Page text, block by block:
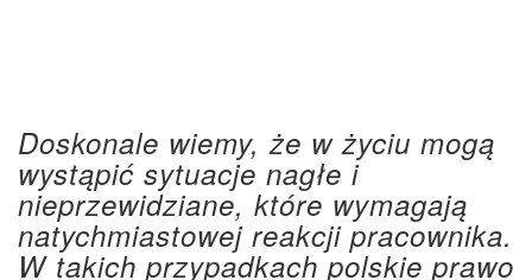
Doskonale wiemy, że w życiu mogą
wystąpić sytuacje nagłe i
nieprzewidziane, które wymagają
natychmiastowej reakcji pracownika.
W takich przypadkach polskie prawo